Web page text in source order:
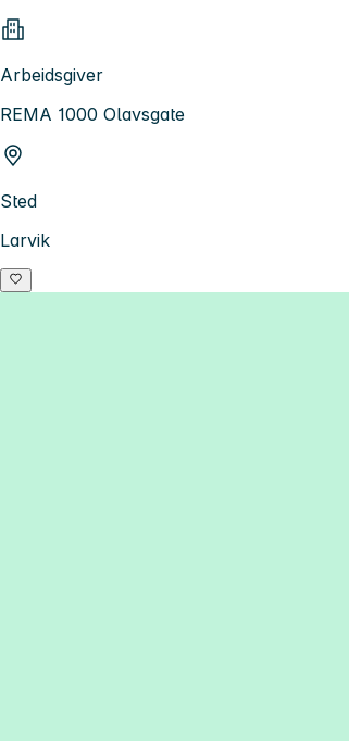
Arbeidsgiver
REMA 1000 Olavsgate
Sted
Larvik